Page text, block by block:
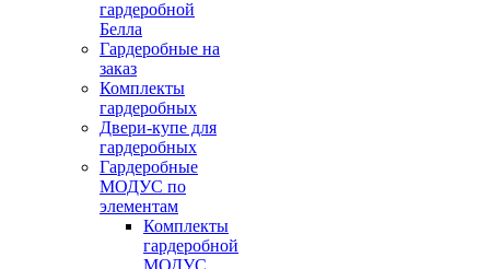
гардеробной
Белла
Гардеробные на
заказ
Комплекты
гардеробных
Двери-купе для
гардеробных
Гардеробные
МОДУС по
элементам
Комплекты
гардеробной
МОДУС